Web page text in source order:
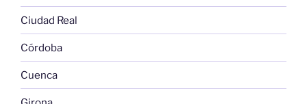
Ciudad Real
Córdoba
Cuenca